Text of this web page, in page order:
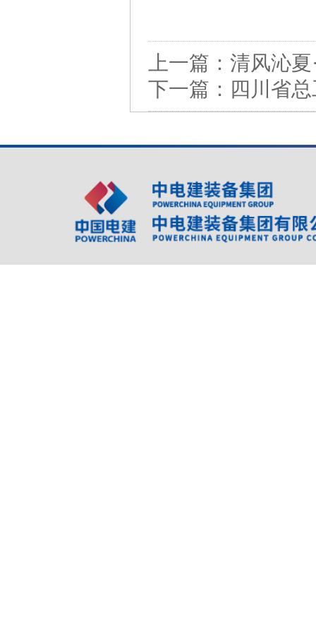
上一篇： 清风沁
下一篇： 四川省